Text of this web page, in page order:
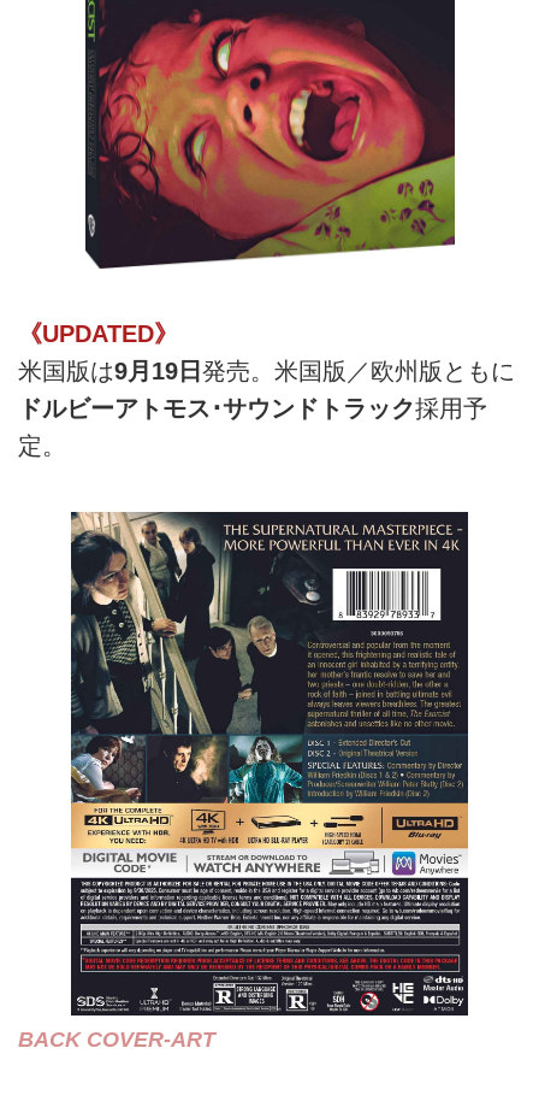
《UPDATED》
米国版は9月19日 発売。米国版／欧州版ともに
ドルビーアトモス･サウンドトラック採用予
定。
BACK COVER-ART